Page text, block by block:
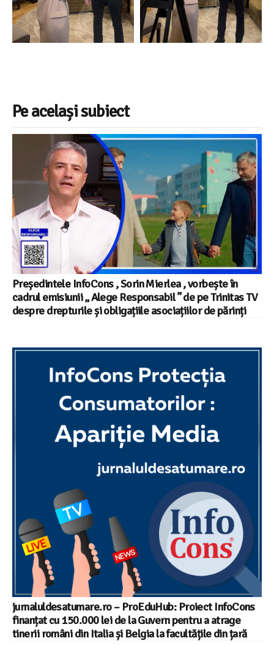
Pe același subiect
Președintele InfoCons , Sorin Mierlea , vorbește în
cadrul emisiunii „ Alege Responsabil ” de pe Trinitas TV
despre drepturile și obligațiile asociațiilor de părinți
jurnaluldesatumare.ro – ProEduHub: Proiect InfoCons
finanțat cu 150.000 lei de la Guvern pentru a atrage
tinerii români din Italia și Belgia la facultățile din țară